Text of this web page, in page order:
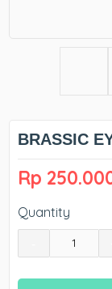
BRASSIC
Rp
Quantity